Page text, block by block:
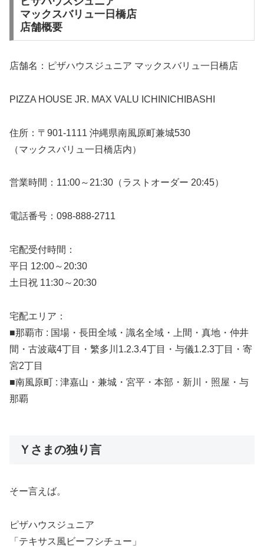
マックスバリュ一日橋店
店舗概要
店舗名：ピザハウスジュニア マックスバリュ一日橋店
PIZZA HOUSE JR. MAX VALU ICHINICHIBASHI
住所：〒901-1111 沖縄県南風原町兼城530
（マックスバリュ一日橋店内）
営業時間：11:00～21:30（ラストオーダー 20:45）
電話番号：098-888-2711
宅配受付時間：
平日 12:00～20:30
土日祝 11:30～20:30
宅配エリア：
■那覇市 : 国場・長田全域・識名全域・上間・真地・仲井
間・古波蔵4丁目・繁多川1.2.3.4丁目・与儀1.2.3丁目・寄
宮2丁目
■南風原町 : 津嘉山・兼城・宮平・本部・新川・照屋・与
那覇
Ｙさまの独り言
そー言えば。
ピザハウスジュニア
「テキサス風ビーフシチュー」